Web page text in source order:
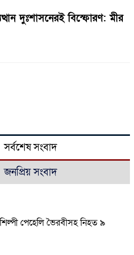
দুঃশাসনেরই বিস্ফোরণ: মীর
সর্বশেষ সংবাদ
জনপ্রিয় সংবাদ
পেহেলি ভৈরবীসহ নিহত ৯